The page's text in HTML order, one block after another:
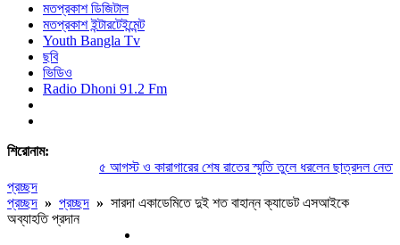
মতপ্রকাশ ডিজিটাল
মতপ্রকাশ ইন্টারটেইন্মেন্ট
Youth Bangla Tv
ছবি
ভিডিও
Radio Dhoni 91.2 Fm
শিরোনাম:
৫ আগস্ট ও কারাগারের শেষ রাতের স্মৃতি তুলে ধরলেন ছাত্রদল নেতা
প্রচ্ছদ
প্রচ্ছদ » প্রচ্ছদ » সারদা একাডেমিতে দুই শত বাহান্ন ক্যাডেট এসআইকে
অব্যাহতি প্রদান